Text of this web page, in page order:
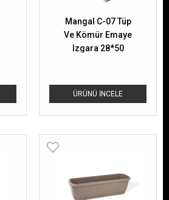
ÜRÜNÜ İNCELE
Mangal C-07 Tüp
Ve Kömür Emaye
Izgara 28*50